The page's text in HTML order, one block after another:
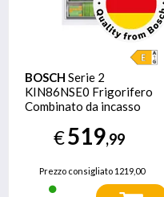
BOSCH Serie 2
KIN86NSE0 Frigorifero
Combinato da incasso
€519,99
Prezzo consigliato1219,00